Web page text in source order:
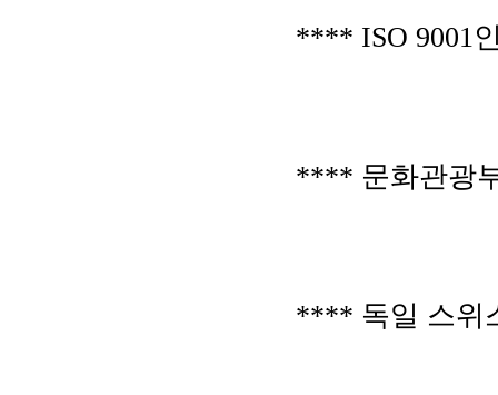
**** ISO 9001
**** 문화관광
**** 독일 스위